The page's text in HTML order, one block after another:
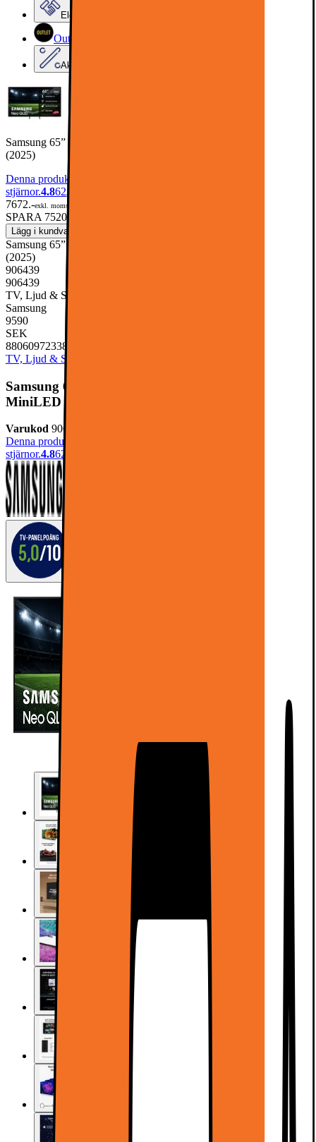
Elgiganten Företag
Outlet
Aktuell kampanj
Samsung 65” QN1EF Neo QLED 4K Edge MiniLED Smart TV
(2025)
Denna produkt har blivit bedömd som 4.8 av 5 möjliga
stjärnor.4.862
7672.-exkl. moms
SPARA 7520Tidigare pris 15192.-
Lägg i kundvagn
Samsung 65” QN1EF Neo QLED 4K Edge MiniLED Smart TV
(2025)
906439
906439
TV, Ljud & Smart Hem, TV & Tillbehör, TV
Samsung
9590
SEK
8806097233848
TV, Ljud & Smart Hem
Samsung 65” QN1EF Neo QLED 4K Edge
MiniLED Smart TV (2025)
Varukod 906439
Denna produkt har blivit bedömd som 4.8 av 5 möjliga
stjärnor.4.862
TV-panelpoäng
5,0/10